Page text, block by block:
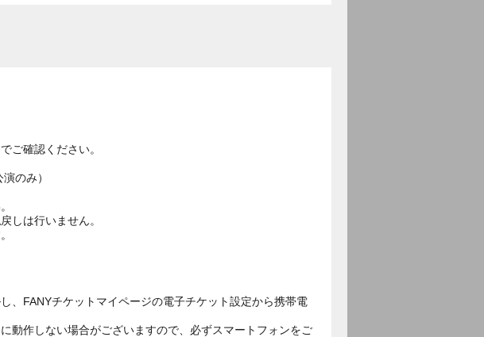
ご確認ください。
のみ）
しは行いません。
、FANYチケットマイページの電子チケット設定から携帯電
動作しない場合がございますので、必ずスマートフォンをご